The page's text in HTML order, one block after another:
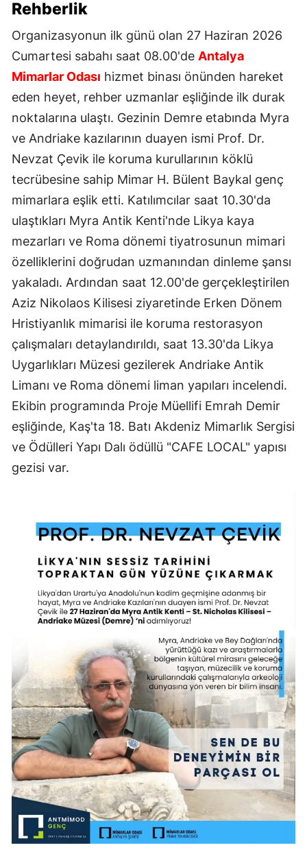
Rehberlik
Organizasyonun ilk günü olan 27 Haziran 2026
Cumartesi sabahı saat 08.00'de Antalya
Mimarlar Odası hizmet binası önünden hareket
eden heyet, rehber uzmanlar eşliğinde ilk durak
noktalarına ulaştı. Gezinin Demre etabında Myra
ve Andriake kazılarının duayen ismi Prof. Dr.
Nevzat Çevik ile koruma kurullarının köklü
tecrübesine sahip Mimar H. Bülent Baykal genç
mimarlara eşlik etti. Katılımcılar saat 10.30'da
ulaştıkları Myra Antik Kenti'nde Likya kaya
mezarları ve Roma dönemi tiyatrosunun mimari
özelliklerini doğrudan uzmanından dinleme şansı
yakaladı. Ardından saat 12.00'de gerçekleştirilen
Aziz Nikolaos Kilisesi ziyaretinde Erken Dönem
Hristiyanlık mimarisi ile koruma restorasyon
çalışmaları detaylandırıldı, saat 13.30'da Likya
Uygarlıkları Müzesi gezilerek Andriake Antik
Limanı ve Roma dönemi liman yapıları incelendi.
Ekibin programında Proje Müellifi Emrah Demir
eşliğinde, Kaş'ta 18. Batı Akdeniz Mimarlık Sergisi
ve Ödülleri Yapı Dalı ödüllü "CAFE LOCAL" yapısı
gezisi var.